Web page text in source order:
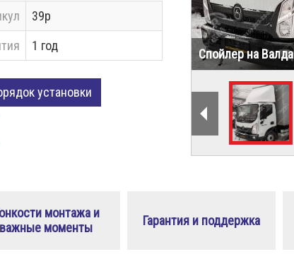
Спойлер на
39р
1 год
установки
монтажа и
важные моменты
Гарантия и поддержка